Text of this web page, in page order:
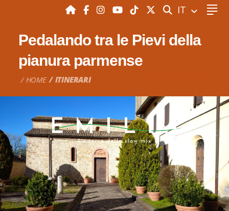
CERCA
IT
Pedalando tra le Pievi della
pianura parmense
HOME ITINERARI